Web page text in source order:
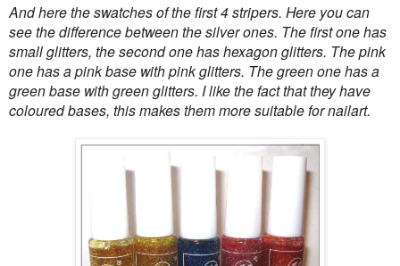
And here the swatches of the first 4 stripers. Here you can
see the difference between the silver ones. The first one has
small glitters, the second one has hexagon glitters. The pink
one has a pink base with pink glitters. The green one has a
green base with green glitters. I like the fact that they have
coloured bases, this makes them more suitable for nailart.